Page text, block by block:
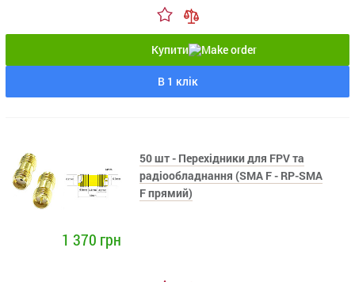
Купити
В 1 клік
50 шт - Перехідники для FPV та
радіообладнання (SMA F - RP-SMA
F прямий)
1 370 грн